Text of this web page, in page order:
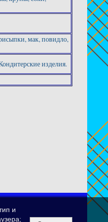
мак, повидло,
изделия.
и